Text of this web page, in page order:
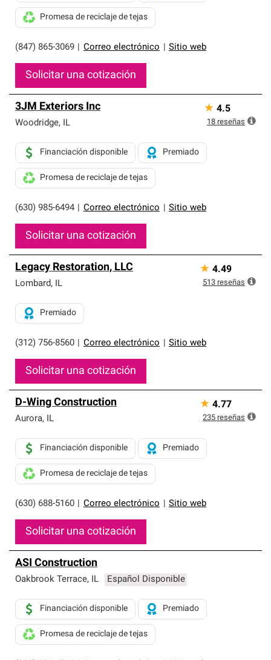
(847) 865-3069 Correo electrónico Sitio web
Promesa de reciclaje de tejas
Solicitar una cotización
3JM Exteriors Inc
Woodridge, IL
(630) 985-6494 Correo electrónico Sitio web
Financiación disponible Premiado
Promesa de reciclaje de tejas
Solicitar una cotización
★ 4.5
18 reseñas
Legacy Restoration, LLC
Lombard, IL
(312) 756-8560 Correo electrónico Sitio web
Premiado
Solicitar una cotización
★ 4.49
513 reseñas
D-Wing Construction
Aurora, IL
(630) 688-5160 Correo electrónico Sitio web
Financiación disponible Premiado
Promesa de reciclaje de tejas
Solicitar una cotización
★ 4.77
235 reseñas
ASI Construction
Oakbrook Terrace, IL Español Disponible
Financiación disponible Premiado
Promesa de reciclaje de tejas